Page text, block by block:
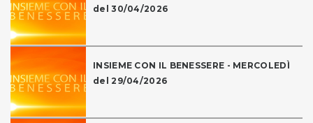
del 30/04/2026
INSIEME CON IL BENESSERE - MERCOLEDÌ
del 29/04/2026